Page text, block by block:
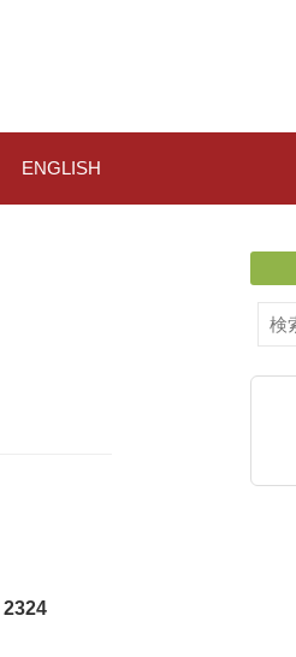
ENGLISH
2324
検
索: